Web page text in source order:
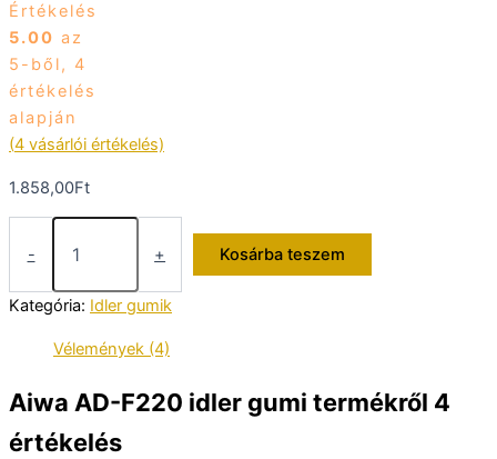
Értékelés
5.00 az
5-ből, 4
értékelés
alapján
(4 vásárlói értékelés)
1.858,00Ft
-
idler
gumi
mennyiség
+ Kosárba teszem
Kategória: Idler gumik
Vélemények (4)
Aiwa AD-F220 idler gumi termékről 4
értékelés